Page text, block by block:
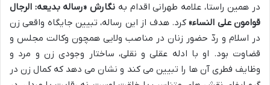
در همین راستا، علامه طهرانی اقدام به نگارش «رساله بدیعه: الرجال
قوامون علی النساء»کرد. هدف از این رساله، تبیین جایگاه واقعی زن
در اسلام و ردّ حضور زنان در مناصب ولایی همچون وکالت مجلس و
قضاوت بود. او با ادله عقلی و نقلی، ساختار وجودی زن و مرد و
وظایف فطری آن ها را تبیین می کند و نشان می دهد که کمال زن در